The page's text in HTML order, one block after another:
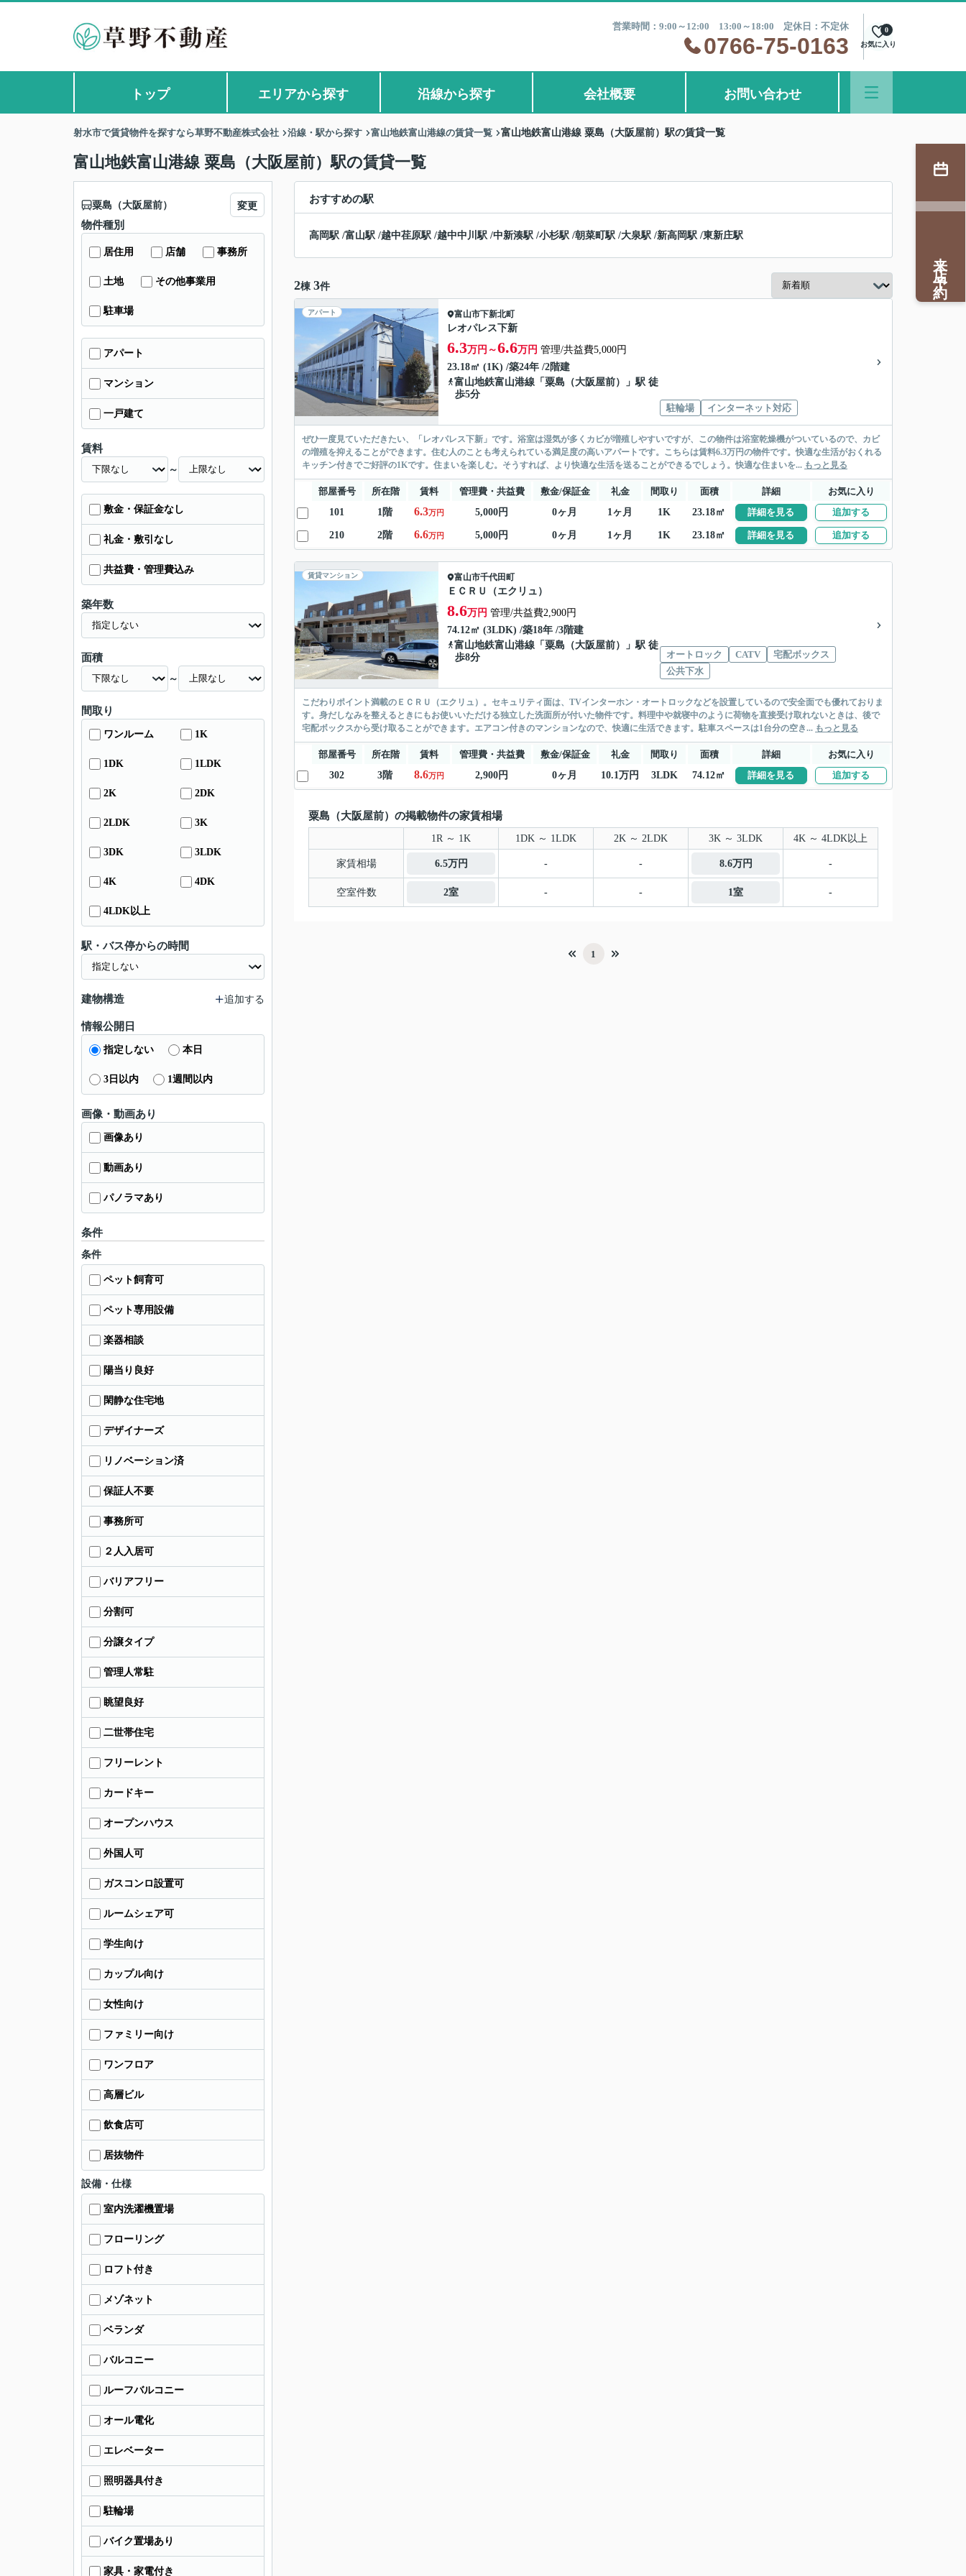
営業時間：9:00～12:00 13:00～18:00 定休日：不定休
0766-75-0163 お気に入り
0
トップ エリアから探す 沿線から探す 会社概要 お問い合わせ
射水市で賃貸物件を探すなら草野不動産株式会社 沿線・駅から探す 富山地鉄富山港線の賃貸一覧 富山地鉄富山港線 粟島（大阪屋前）駅の賃貸一覧
富山地鉄富山港線 粟島（大阪屋前）駅の賃貸一覧
おすすめの駅
高岡駅 /富山駅 /越中荏原駅 /越中中川駅 /中新湊駅 /小杉駅 /朝菜町駅 /大泉駅 /新高岡駅 /東新庄駅
2棟 3件
アパート 富山市下新北町
レオパレス下新
6.3万円～6.6万円 管理/共益費5,000円
23.18㎡ (1K) /築24年 /2階建
富山地鉄富山港線 「 粟島（大阪屋前）
」駅 徒
歩5分
駐輪場
インターネット対応
ぜひ一度見ていただきたい、「レオパレス下新」です。浴室は湿気が多くカビが増殖しやすいですが、この物件は浴室乾燥機がついているので、カビ
の増殖を抑えることができます。住む人のことも考えられている満足度の高いアパートです。こちらは賃料6.3万円の物件です。快適な生活がおくれる
キッチン付きでご好評の1Kです。住まいを楽しむ。そうすれば、より快適な生活を送ることができるでしょう。快適な住まいを... もっと見る
部屋番号 所在階 賃料 管理費・共益費 敷金/保証金 礼金 間取り 面積 詳細
お気に入り
101
1階 6.3万円 5,000円 0ヶ月 1ヶ月 1K 23.18㎡ 詳細を見る 追加する
210 2階 6.6万円 5,000円 0ヶ月 1ヶ月 1K 23.18㎡ 詳細を見る 追加する
賃貸マンション 富山市千代田町
ＥＣＲＵ（エクリュ）
8.6万円 管理/共益費2,900円
74.12㎡ (3LDK) /築18年 /3階建
富山地鉄富山港線 「 粟島（大阪屋前）
」駅 徒
歩8分
オートロック CATV
宅配ボックス
公共下水
こだわりポイント満載のＥＣＲＵ（エクリュ）。セキュリティ面は、TVインターホン・オートロックなどを設置しているので安全面でも優れておりま
す。身だしなみを整えるときにもお使いいただける独立した洗面所が付いた物件です。料理中や就寝中のように荷物を直接受け取れないときは、後で
宅配ボックスから受け取ることができます。エアコン付きのマンションなので、快適に生活できます。駐車スペースは1台分の空き... もっと見る
部屋番号 所在階 賃料 管理費・共益費 敷金/保証金 礼金 間取り 面積 詳細
お気に入り
302
3階 8.6万円 2,900円 0ヶ月 10.1万円 3LDK 74.12㎡ 詳細を見る 追加する
粟島（大阪屋前）の掲載物件の家賃相場
1R ～ 1K 1DK ～ 1LDK 2K ～ 2LDK 3K ～ 3LDK 4K ～ 4LDK以上
家賃相場 6.5万円 - - 8.6万円 -
空室件数 2室 - - 1室 -
1
粟島（大阪屋前） 変更
物件種別
居住用 店舗 事務所
土地 その他事業用
駐車場
アパート
マンション
一戸建て
賃料
～
敷金・保証金なし
礼金・敷引なし
共益費・管理費込み
築年数
面積
～
間取り
ワンルーム 1K
1DK 1LDK
2K 2DK
2LDK 3K
3DK 3LDK
4K 4DK
4LDK以上
駅・バス停からの時間
建物構造 追加する
情報公開日
指定しない 本日
3日以内 1週間以内
画像・動画あり
画像あり
動画あり
パノラマあり
条件
条件
ペット飼育可
ペット専用設備
楽器相談
陽当り良好
閑静な住宅地
デザイナーズ
リノベーション済
保証人不要
事務所可
２人入居可
バリアフリー
分割可
分譲タイプ
管理人常駐
眺望良好
二世帯住宅
フリーレント
カードキー
オープンハウス
外国人可
ガスコンロ設置可
ルームシェア可
学生向け
カップル向け
女性向け
ファミリー向け
ワンフロア
高層ビル
飲食店可
居抜物件
設備・仕様
室内洗濯機置場
フローリング
ロフト付き
メゾネット
ベランダ
バルコニー
ルーフバルコニー
オール電化
エレベーター
照明器具付き
駐輪場
バイク置場あり
家具・家電付き
来店予約